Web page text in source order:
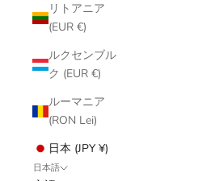
リトアニア
(EUR €)
ルクセンブル
ク (EUR €)
ルーマニア
(RON Lei)
日本 (JPY ¥)
日本語